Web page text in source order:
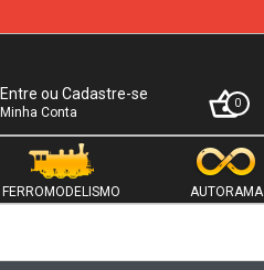
Entre ou Cadastre-se
Minha Conta
0
FERROMODELISMO AUTORAMA